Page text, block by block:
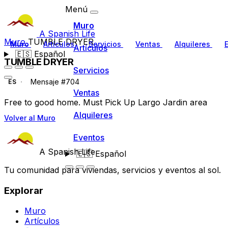
A Spanish Life
Muro Artículos Servicios Ventas Alquileres
🇪🇸Español
Menú
Muro
Artículos
Servicios
Ventas
Alquileres
Eventos
🇪🇸Español
MuroTUMBLE DRYER
TUMBLE DRYER
ES Mensaje #704
Free to good home. Must Pick Up Largo Jardin area
Volver al Muro
A Spanish Life
Tu comunidad para viviendas, servicios y eventos al sol.
Explorar
Muro
Artículos